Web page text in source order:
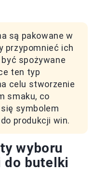
są pakowane w
przypomnieć ich
spożywane
ten typ
celu stworzenie
smaku, co
symbolem
produkcji win.
wyboru
do butelki